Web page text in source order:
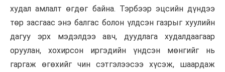
худал амлалт өгдөг байна. Тэрбээр эцсийн дүндээ
төр засгаас энэ балгас болон үлдсэн газрыг хуулийн
дагуу эрх мэдэлдээ авч, дуудлага худалдаагаар
оруулан, хохирсон иргэдийн үндсэн мөнгийг нь
гаргаж өгөхийг чин сэтгэлээсээ хүсэж, шаардаж